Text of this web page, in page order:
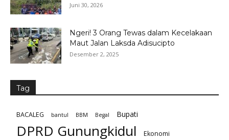
Juni 30, 2026
Ngeri! 3 Orang Tewas dalam Kecelakaan
Maut Jalan Laksda Adisucipto
Desember 2, 2025
Tag
BACALEG bantul BBM Begal Bupati
DPRD Gunungkidul Ekonomi